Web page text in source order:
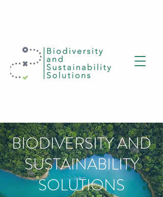
BIODIVERSITY AND
SUSTAINABILITY
SOLUTIONS